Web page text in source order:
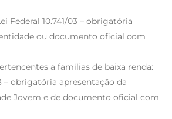
Federal 10.741/03 – obrigatória
ou documento oficial com
a famílias de baixa renda:
– obrigatória apresentação da
Jovem e de documento oficial com